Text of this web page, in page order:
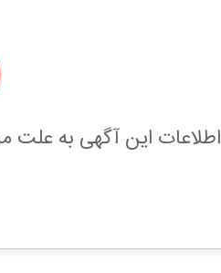
اطلاعات این آگهی به